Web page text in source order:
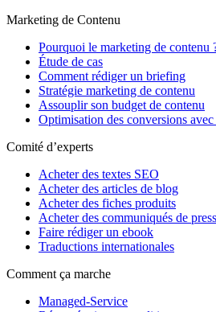
Marketing de Contenu
Pourquoi le marketing de contenu
Étude de cas
Comment rédiger un briefing
Stratégie marketing de contenu
Assouplir son budget de contenu
Optimisation des conversions
Comité d’experts
Acheter des textes SEO
Acheter des articles de blog
Acheter des fiches produits
Acheter des communiqués de
Faire rédiger un ebook
Traductions internationales
Comment ça marche
Managed-Service